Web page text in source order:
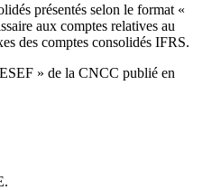
présentés selon le format «
aux comptes relatives au
des comptes consolidés IFRS.
» de la CNCC publié en